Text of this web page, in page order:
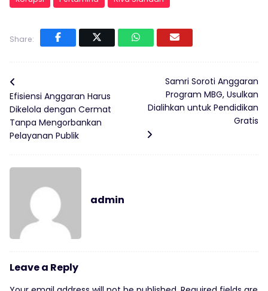
Share:
Efisiensi Anggaran Harus
Dikelola dengan Cermat
Tanpa Mengorbankan
Pelayanan Publik
Samri Soroti Anggaran
Program MBG, Usulkan
Dialihkan untuk Pendidikan
Gratis
admin
Leave a Reply